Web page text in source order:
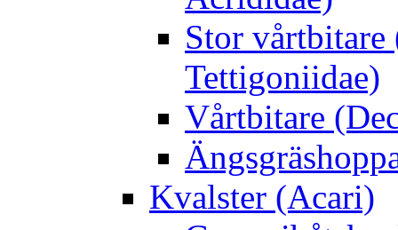
Stor
Tettigoniidae)
Vårtbitare
Kvalster (Acari)